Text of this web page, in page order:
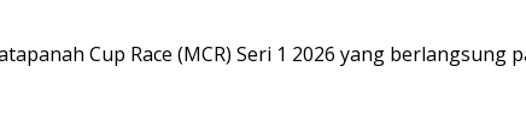
Cup Race (MCR) Seri 1 2026 yang berlangsung